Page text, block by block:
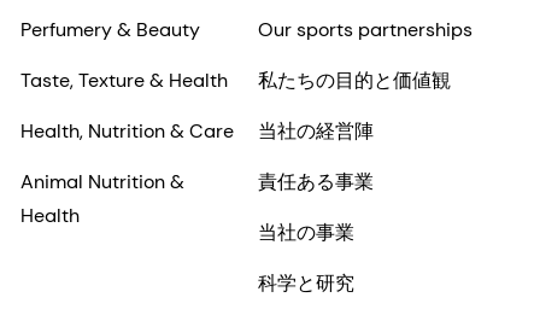
Perfumery & Beauty
Taste, Texture & Health
Health, Nutrition & Care
Animal Nutrition &
Health
Our sports partnerships
私たちの目的と価値観
当社の経営陣
責任ある事業
当社の事業
科学と研究